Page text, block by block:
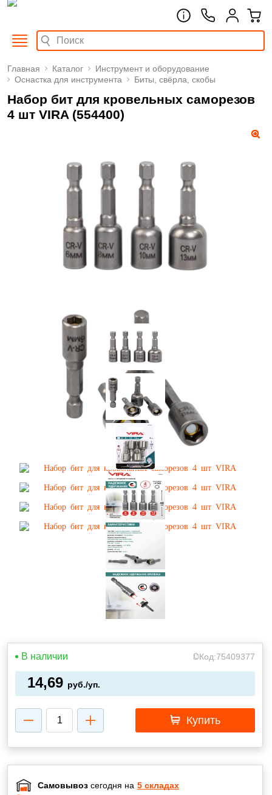
Главная Каталог
Инструмент и оборудование
Оснастка для инструмента
Биты, свёрла, скобы
Набор бит для кровельных саморезов
4 шт VIRA (554400)
В наличии Код:75409377
14,69 руб./уп.
Купить
Самовывоз сегодня на 5 складах